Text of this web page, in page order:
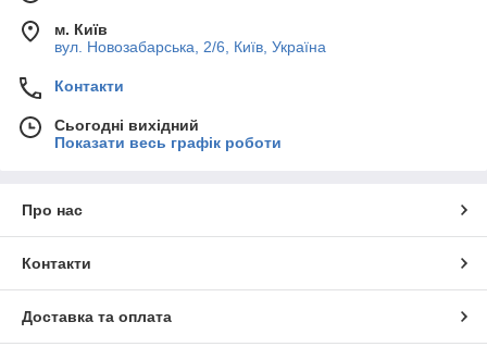
м. Київ
вул. Новозабарська, 2/6, Київ, Україна
Контакти
Сьогодні вихідний
Показати весь графік роботи
Про нас
Контакти
Доставка та оплата